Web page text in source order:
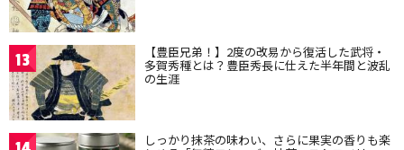
13 【豊臣兄弟！】2度の改易から復活した武将・
多賀秀種とは？豊臣秀長に仕えた半年間と波乱
の生涯
しっかり抹茶の味わい、さらに果実の香りも楽